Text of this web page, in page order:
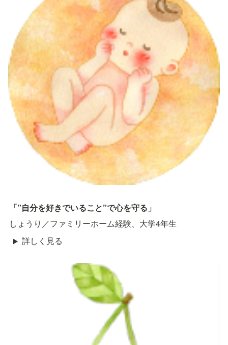
「”自分を好きでいること”で心を守る」
しょうり／ファミリーホーム経験、大学4年生
詳しく見る